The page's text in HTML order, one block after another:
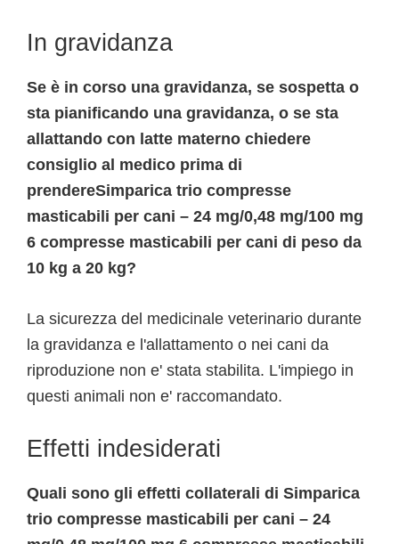
In gravidanza
Se è in corso una gravidanza, se sospetta o
sta pianificando una gravidanza, o se sta
allattando con latte materno chiedere
consiglio al medico prima di
prendereSimparica trio compresse
masticabili per cani – 24 mg/0,48 mg/100 mg
6 compresse masticabili per cani di peso da
10 kg a 20 kg?
La sicurezza del medicinale veterinario durante
la gravidanza e l'allattamento o nei cani da
riproduzione non e' stata stabilita. L'impiego in
questi animali non e' raccomandato.
Effetti indesiderati
Quali sono gli effetti collaterali di Simparica
trio compresse masticabili per cani – 24